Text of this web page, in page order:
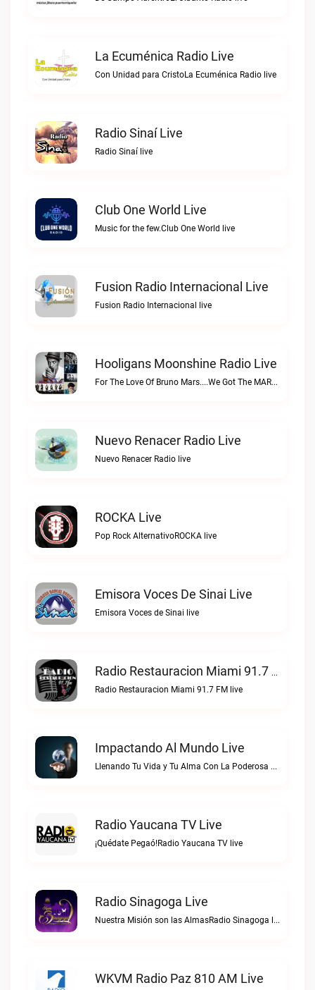
La Ecuménica Radio Live
Con Unidad para CristoLa Ecuménica Radio live
Radio Sinaí Live
Radio Sinaí live
Club One World Live
Music for the few.Club One World live
Fusion Radio Internacional Live
Fusion Radio Internacional live
Hooligans Moonshine Radio Live
For The Love Of Bruno Mars....We Got The MARS....SARSHooligans Moonshine Radio live
Nuevo Renacer Radio Live
Nuevo Renacer Radio live
ROCKA Live
Pop Rock AlternativoROCKA live
Emisora Voces De Sinai Live
Emisora Voces de Sinai live
Radio Restauracion Miami 91.7 FM Live
Radio Restauracion Miami 91.7 FM live
Impactando Al Mundo Live
Llenando Tu Vida y Tu Alma Con La Poderosa Palabra de DiosImpactando Al Mundo live
Radio Yaucana TV Live
¡Quédate Pegaó!Radio Yaucana TV live
Radio Sinagoga Live
Nuestra Misión son las AlmasRadio Sinagoga live
WKVM Radio Paz 810 AM Live